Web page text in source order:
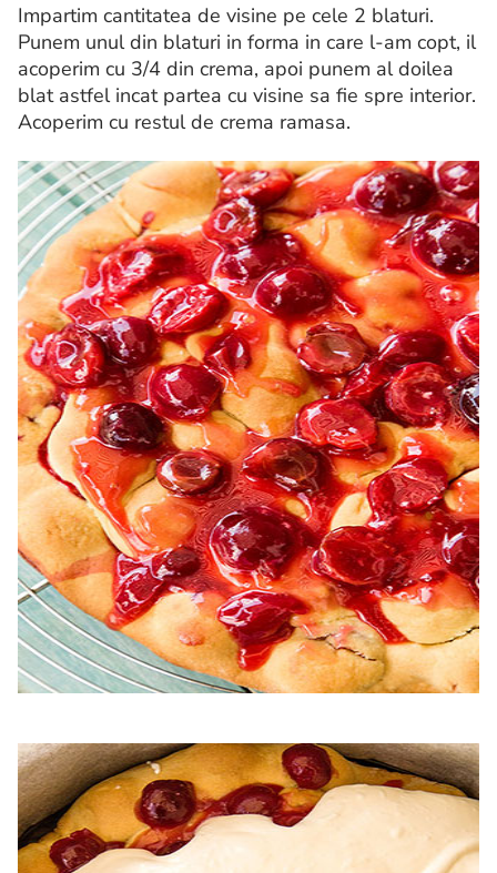
Impartim cantitatea de visine pe cele 2 blaturi.
Punem unul din blaturi in forma in care l-am copt, il
acoperim cu 3/4 din crema, apoi punem al doilea
blat astfel incat partea cu visine sa fie spre interior.
Acoperim cu restul de crema ramasa.